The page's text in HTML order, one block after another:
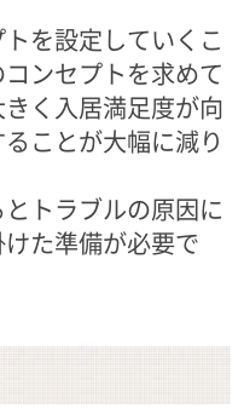
を設定していくこ
ンセプトを求めて
く入居満足度が向
ことが大幅に減り
トラブルの原因に
た準備が必要で